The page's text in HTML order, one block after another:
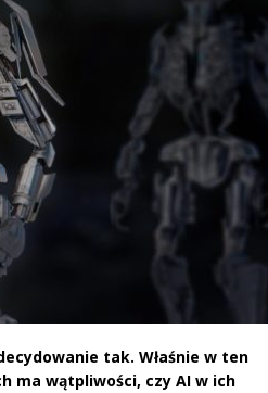
tak. Właśnie w ten
ma wątpliwości, czy AI w ich